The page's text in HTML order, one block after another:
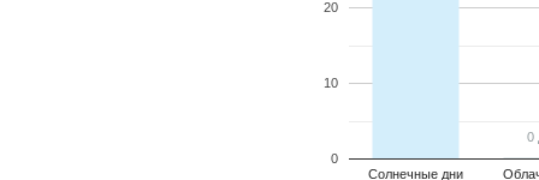
Солнечные дни
0
10
20
0
0